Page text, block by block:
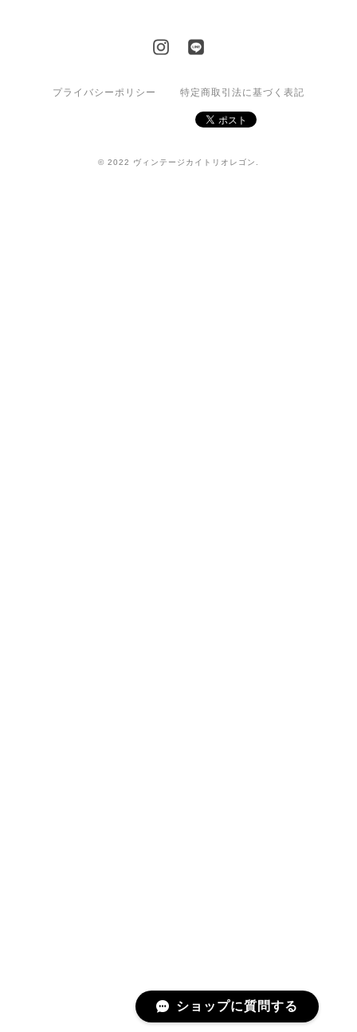
プライバシーポリシー 特定商取引法に基づく表記
© 2022 ヴィンテージカイトリオレゴン.
ショップに質問する